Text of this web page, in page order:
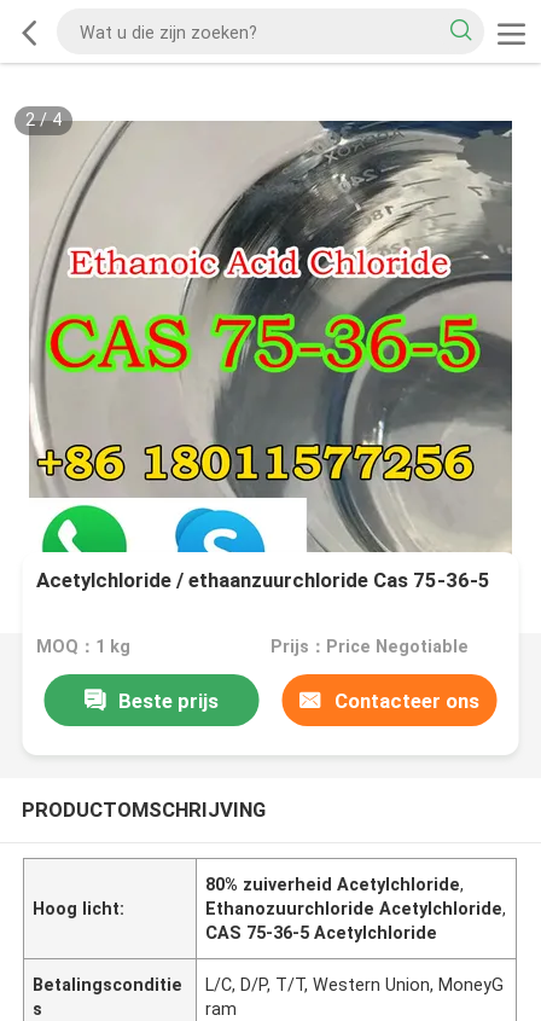
2/4
Acetylchloride / ethaanzuurchloride Cas 75-36-5
MOQ：1 kg Prijs：Price Negotiable
Beste prijs Contacteer ons
PRODUCTOMSCHRIJVING
Hoog licht:
80% zuiverheid Acetylchloride,
Ethanozuurchloride Acetylchloride,
CAS 75-36-5 Acetylchloride
Betalingsconditie
s
L/C, D/P, T/T, Western Union, MoneyG
ram